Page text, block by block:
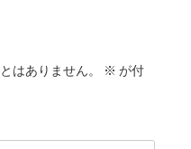
はありません。 ※ が付